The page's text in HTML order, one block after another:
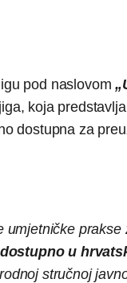
pod naslovom
koja
dostupna za
prakse
dostupno u
stručnoj